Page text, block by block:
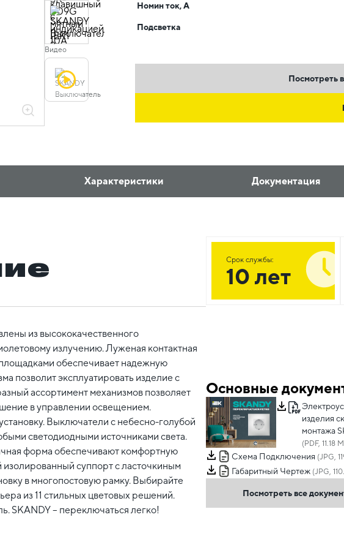
Видео
Номин ток, А
Подсветка
Посмотреть
Характеристики Документация
из высококачественного
излучению. Луженая контактная
обеспечивает надежную
позволит эксплуатировать изделие с
ассортимент механизмов позволяет
в управлении освещением.
Выключатели с небесно-голубой
светодиодными источниками света.
форма обеспечивают комфортную
суппорт с ласточкиным
в многопостовую рамку. Выбирайте
из 11 стильных цветовых решений.
SKANDY – переключаться легко!
Срок службы:
10 лет
Основные
изделия
монтажа
(PDF, 11.18
Схема Подключения (JPG,
Габаритный Чертеж (JPG,
Посмотреть все